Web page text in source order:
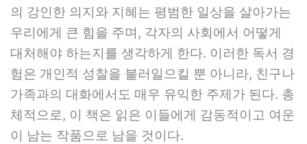
의 강인한 의지와 지혜는 평범한 일상을 살아가는
우리에게 큰 힘을 주며, 각자의 사회에서 어떻게
대처해야 하는지를 생각하게 한다. 이러한 독서 경
험은 개인적 성찰을 불러일으킬 뿐 아니라, 친구나
가족과의 대화에서도 매우 유익한 주제가 된다. 총
체적으로, 이 책은 읽은 이들에게 감동적이고 여운
이 남는 작품으로 남을 것이다.